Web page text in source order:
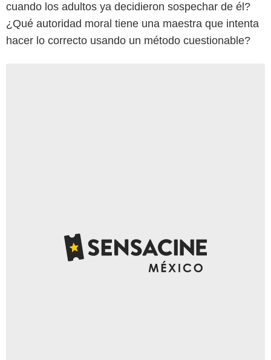
cuando los adultos ya decidieron sospechar de él?
¿Qué autoridad moral tiene una maestra que intenta
hacer lo correcto usando un método cuestionable?